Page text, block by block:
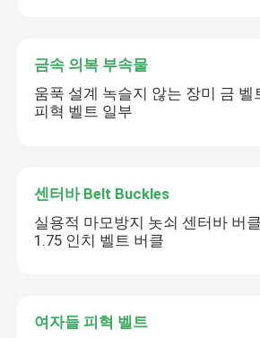
금속 의복 부속물
움푹 설계 녹슬지 않는 장미 금 벨
피혁 벨트 일부
센터바 Belt Buckles
실용적 마모방지 놋쇠 센터바 버
1.75 인치 벨트 버클
여자들 피혁 벨트